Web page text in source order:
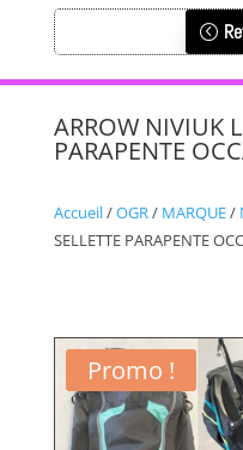
ARROW NIVIUK L
PARAPENTE
Accueil/OGR/ MARQUE/
SELLETTE PARAPENTE
Promo !